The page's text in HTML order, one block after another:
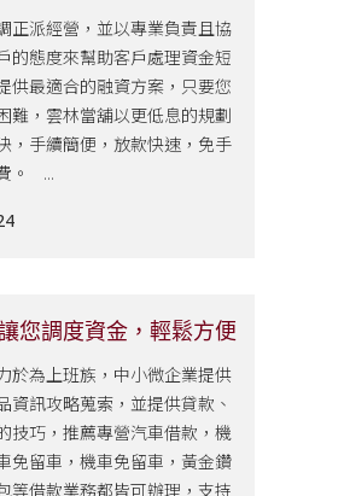
正派經營，並以專業負責且協
的態度來幫助客戶處理資金短
供最適合的融資方案，只要您
難，雲林當舖以更低息的規劃
，手續簡便，放款快速，免手
。 ...
您調度資金，輕鬆方便
於為上班族，中小微企業提供
資訊攻略蒐索，並提供貸款、
技巧，推薦專營汽車借款，機
免留車，機車免留車，黃金鑽
等借款業務都皆可辦理，支持